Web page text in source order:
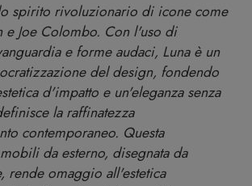
spirito rivoluzionario di icone come
e Joe Colombo. Con l'uso di
e forme audaci, Luna è un
del design, fondendo
d'impatto e un'eleganza senza
la raffinatezza
contemporaneo. Questa
da esterno, disegnata da
rende omaggio all'estetica